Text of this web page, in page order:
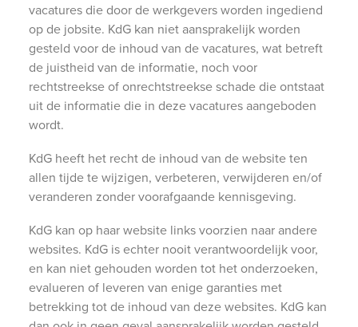
vacatures die door de werkgevers worden ingediend
op de jobsite. KdG kan niet aansprakelijk worden
gesteld voor de inhoud van de vacatures, wat betreft
de juistheid van de informatie, noch voor
rechtstreekse of onrechtstreekse schade die ontstaat
uit de informatie die in deze vacatures aangeboden
wordt.
KdG heeft het recht de inhoud van de website ten
allen tijde te wijzigen, verbeteren, verwijderen en/of
veranderen zonder voorafgaande kennisgeving.
KdG kan op haar website links voorzien naar andere
websites. KdG is echter nooit verantwoordelijk voor,
en kan niet gehouden worden tot het onderzoeken,
evalueren of leveren van enige garanties met
betrekking tot de inhoud van deze websites. KdG kan